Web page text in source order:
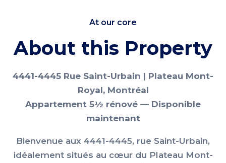
At our core
About this Property
4441-4445 Rue Saint-Urbain | Plateau Mont-
Royal, Montréal
Appartement 5½ rénové — Disponible
maintenant
Bienvenue aux 4441-4445, rue Saint-Urbain,
idéalement situés au cœur du Plateau Mont-